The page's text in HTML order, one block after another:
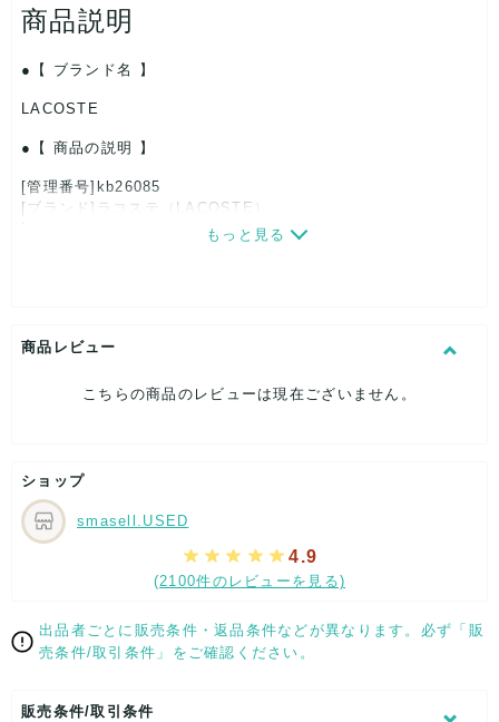
商品説明
【 ブランド名 】
LACOSTE
【 商品の説明 】
[管理番号]kb26085
[ブランド]ラコステ（LACOSTE）
ブリッジ：約1.8cm
[付属品]ケース
目立った傷や汚れなし
ダメージがある場合はできる限り、撮影しておりますので、
ご確認下さいませ。
[状態追記]レンズカラー クリア/度有り/若干歪み有り/ケース キ
テンプル：約14cm
もっと見る
商品レビュー
こちらの商品のレビューは現在ございません。
ショップ
smasell.USED
4.9
(2100件のレビューを見る)
出品者ごとに販売条件・返品条件などが異なります。必ず「販
売条件/取引条件」をご確認ください。
販売条件/取引条件